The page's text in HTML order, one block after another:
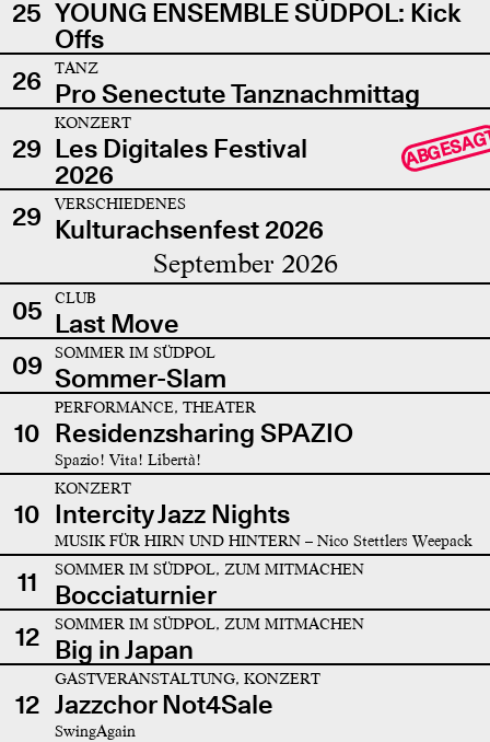
25 YOUNG ENSEMBLE SÜDPOL: Kick
Offs
26
TANZ
Pro Senectute Tanznachmittag
29
KONZERT
Les Digitales Festival
2026
29 VERSCHIEDENES
Kulturachsenfest 2026
September 2026
05 CLUB
Last Move
09
SOMMER IM SÜDPOL
Sommer-Slam
10
PERFORMANCE, THEATER
Residenzsharing SPAZIO
Spazio! Vita! Libertà!
10
KONZERT
Intercity Jazz Nights
MUSIK FÜR HIRN UND HINTERN – Nico Stettlers Weepack
11 SOMMER IM SÜDPOL, ZUM MITMACHEN
Bocciaturnier
12
SOMMER IM SÜDPOL, ZUM MITMACHEN
Big in Japan
12
GASTVERANSTALTUNG, KONZERT
Jazzchor Not4Sale
SwingAgain